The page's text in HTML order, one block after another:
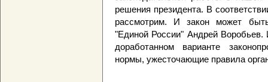
решения президента. В
рассмотрим. И закон может
"Единой России" Андрей
доработанном варианте
нормы, ужесточающие правила